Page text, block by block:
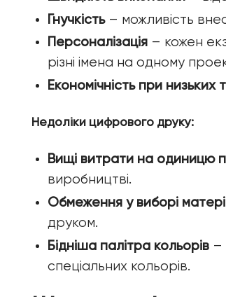
Гнучкість– можливість
Персоналізація – кожен
різні імена на одному
Економічність при низьких
Недоліки цифрового друку:
Вищі витрати на одиницю
виробництві.
Обмеження у виборі
друком.
Бідніша палітра кольорів –
спеціальних кольорів.